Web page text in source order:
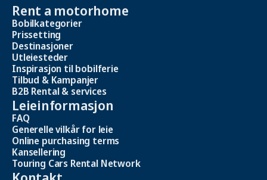
Rent a motorhome
Bobilkategorier
Prissetting
Destinasjoner
Utleiesteder
Inspirasjon til bobilferie
Tilbud & Kampanjer
B2B Rental & services
Leieinformasjon
FAQ
Generelle vilkår for leie
Online purchasing terms
Kansellering
Touring Cars Rental Network